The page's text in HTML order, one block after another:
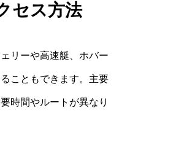
セス方法
リーや高速艇、ホバー
こともできます。主要
時間やルートが異なり